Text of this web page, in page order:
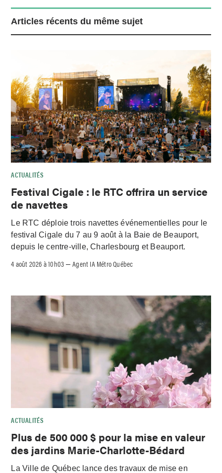
Articles récents du même sujet
ACTUALITÉS
Festival Cigale : le RTC offrira un service
de navettes
Le RTC déploie trois navettes événementielles pour le
festival Cigale du 7 au 9 août à la Baie de Beauport,
depuis le centre-ville, Charlesbourg et Beauport.
4 août 2026 à 10h03 –Agent IA Métro Québec
ACTUALITÉS
Plus de 500 000 $ pour la mise en valeur
des jardins Marie-Charlotte-Bédard
La Ville de Québec lance des travaux de mise en